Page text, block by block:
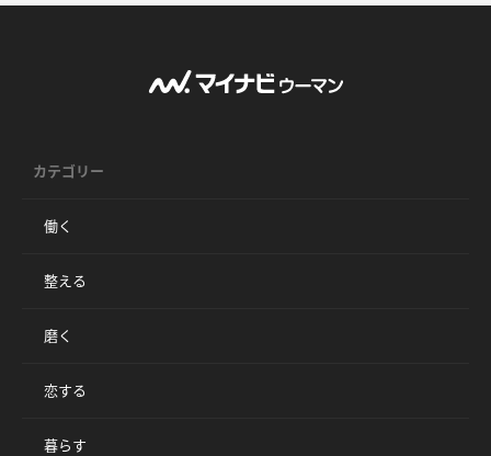
カテゴリー
働く
整える
磨く
恋する
暮らす